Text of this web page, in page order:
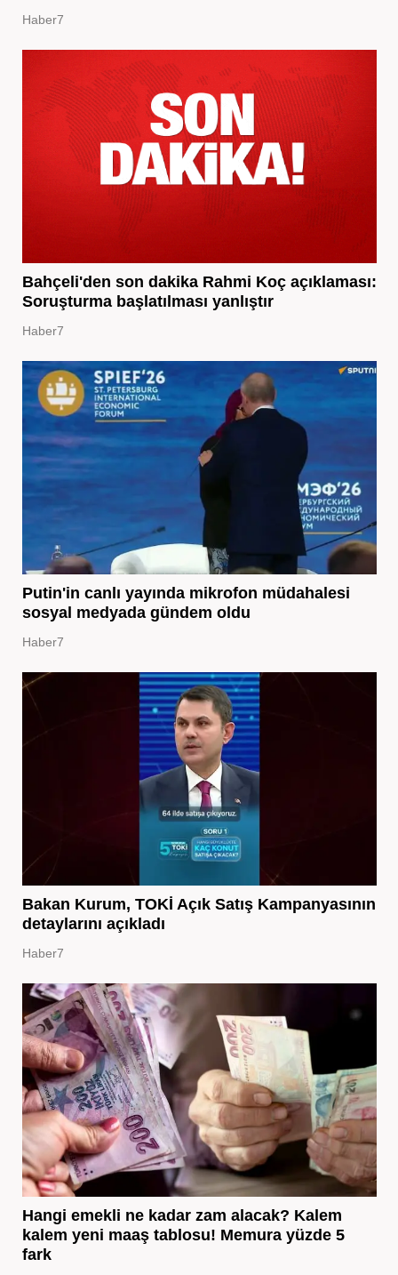
Haber7
Bahçeli'den son dakika Rahmi Koç açıklaması:
Soruşturma başlatılması yanlıştır
Haber7
Putin'in canlı yayında mikrofon müdahalesi
sosyal medyada gündem oldu
Haber7
Bakan Kurum, TOKİ Açık Satış Kampanyasının
detaylarını açıkladı
Haber7
Hangi emekli ne kadar zam alacak? Kalem
kalem yeni maaş tablosu! Memura yüzde 5
fark